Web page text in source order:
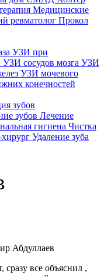
Медицинские
ревматолог Прокол
УЗИ при
УЗИ сосудов мозга УЗИ
УЗИ мочевого
конечностей
зубов
зубов Лечение
гигиена Чистка
Удаление зуба
Абдуллаев
все объяснил ,